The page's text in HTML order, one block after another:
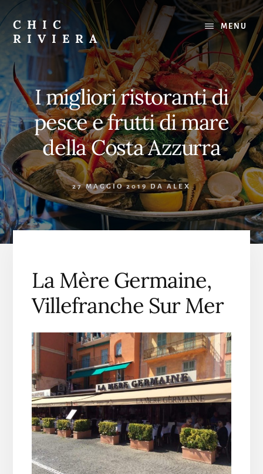
Skip
to
content
CHIC
RIVIERA
meglio
della
Costa
Azzurra
:
Ristoranti,
spiagge,
gite
MENU
I migliori ristoranti di
pesce e frutti di mare
della Costa Azzurra
27 MAGGIO 2019 DAALEX
La Mère Germaine,
Villefranche Sur Mer